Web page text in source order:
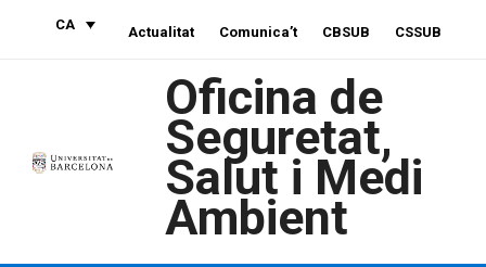
CA Actualitat Comunica’t CBSUB CSSUB
Oficina de
Seguretat,
Salut i Medi
Ambient